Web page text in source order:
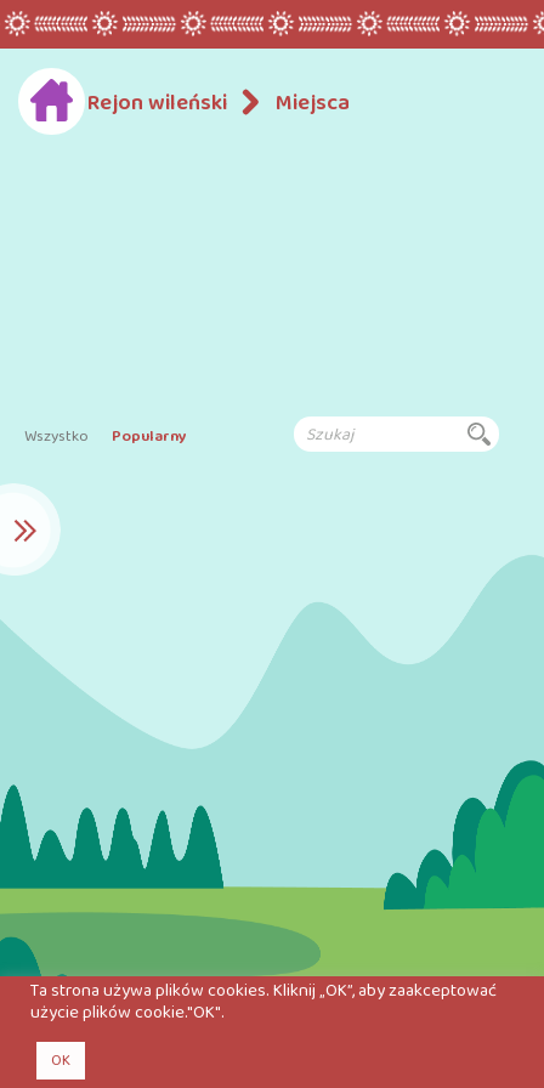
Rejon wileński Miejsca
Wszystko Popularny
Ta strona używa plików cookies. Kliknij „OK”, aby zaakceptować
użycie plików cookie."OK".
OK